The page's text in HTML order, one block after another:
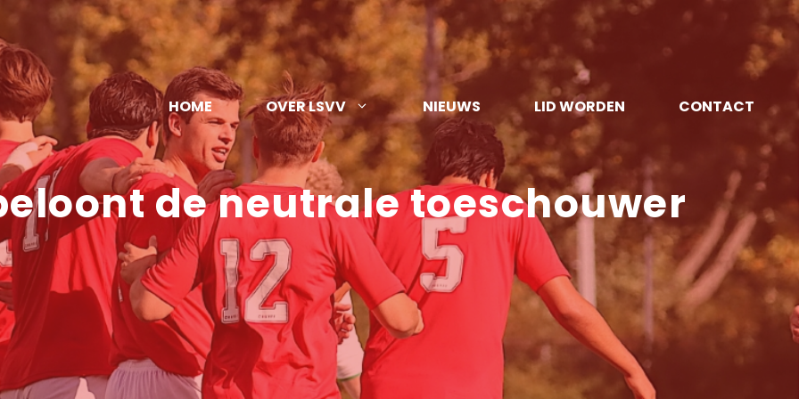
HOME OVER LSVV NIEUWS LID WORDEN CONTACT
de neutrale toeschouwer